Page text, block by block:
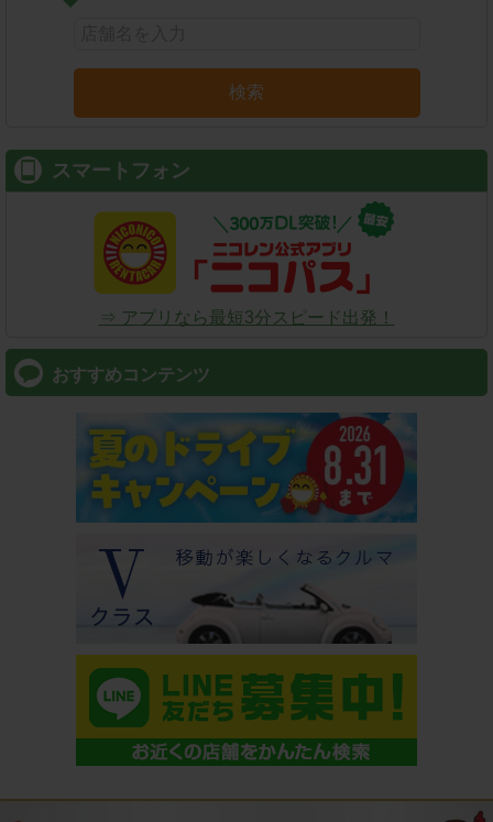
検索
スマートフォン
⇒ アプリなら最短3分スピード出発！
おすすめコンテンツ